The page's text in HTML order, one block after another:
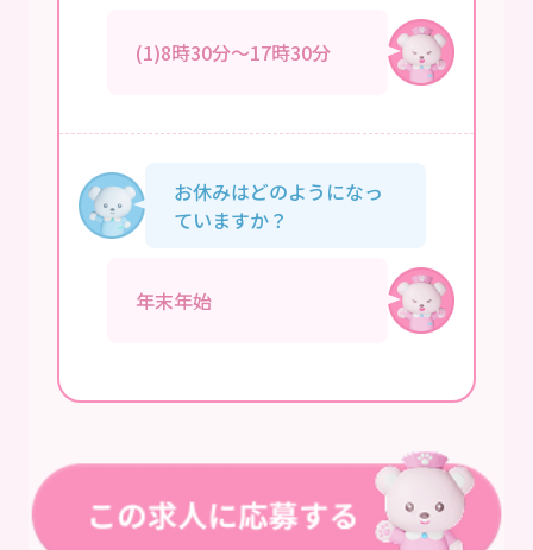
(1)8時30分～17時30分
お休みはどのようになっ
ていますか？
年末年始